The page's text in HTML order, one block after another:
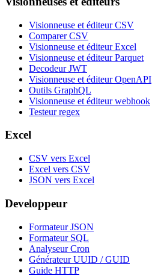
Visionneuse et éditeur CSV
Comparer CSV
Visionneuse et éditeur Excel
Visionneuse et éditeur Parquet
Decodeur JWT
Visionneuse et éditeur OpenAPI
Outils GraphQL
Visionneuse et éditeur webhook
Testeur regex
Excel
CSV vers Excel
Excel vers CSV
JSON vers Excel
Developpeur
Formateur JSON
Formateur SQL
Analyseur Cron
Générateur UUID / GUID
Guide HTTP